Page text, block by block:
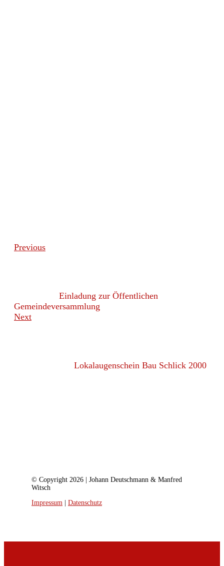
Previous
Einladung zur Öffentlichen
Gemeindeversammlung
Next
Lokalaugenschein Bau Schlick 2000
© Copyright 2026 | Johann Deutschmann & Manfred
Witsch
Impressum
Datenschutz